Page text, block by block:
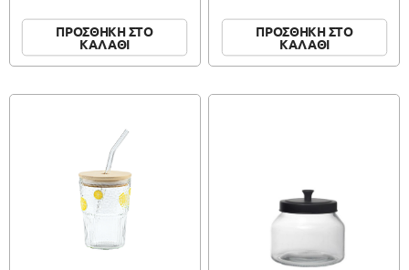
ΠΡΟΣΘΗΚΗ ΣΤΟ
ΚΑΛΑΘΙ
ΠΡΟΣΘΗΚΗ ΣΤΟ
ΚΑΛΑΘΙ